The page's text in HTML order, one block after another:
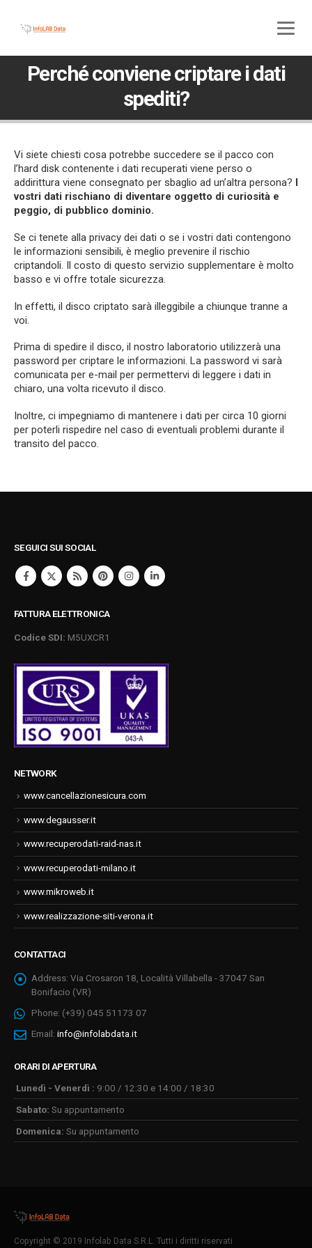
Perché conviene criptare i dati
spediti?
Vi siete chiesti cosa potrebbe succedere se il pacco con
l’hard disk contenente i dati recuperati viene perso o
addirittura viene consegnato per sbaglio ad un’altra persona? I
vostri dati rischiano di diventare oggetto di curiosità e
peggio, di pubblico dominio.
Se ci tenete alla privacy dei dati o se i vostri dati contengono
le informazioni sensibili, è meglio prevenire il rischio
criptandoli. Il costo di questo servizio supplementare è molto
basso e vi offre totale sicurezza.
In effetti, il disco criptato sarà illeggibile a chiunque tranne a
voi.
Prima di spedire il disco, il nostro laboratorio utilizzerà una
password per criptare le informazioni. La password vi sarà
comunicata per e-mail per permettervi di leggere i dati in
chiaro, una volta ricevuto il disco.
Inoltre, ci impegniamo di mantenere i dati per circa 10 giorni
per poterli rispedire nel caso di eventuali problemi durante il
transito del pacco.
SEGUICI SUI SOCIAL
FATTURA ELETTRONICA
Codice SDI: M5UXCR1
NETWORK
www.cancellazionesicura.com
www.degausser.it
www.recuperodati-raid-nas.it
www.recuperodati-milano.it
www.mikroweb.it
www.realizzazione-siti-verona.it
CONTATTACI
Address: Via Crosaron 18, Località Villabella - 37047 San
Bonifacio (VR)
Phone: (+39) 045 51173 07
Email: info@infolabdata.it
ORARI DI APERTURA
Lunedì - Venerdì : 9:00 / 12:30 e 14:00 / 18:30
Sabato: Su appuntamento
Domenica: Su appuntamento
Copyright © 2019 Infolab Data S.R.L. Tutti i diritti riservati